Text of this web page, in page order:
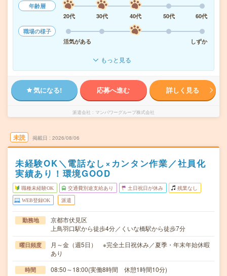
年齢層
20代
30代 40代 50代
60代
職場の様子
活気がある
しずか
もっと見る
気になる! 応募へ進む 詳しく見る
派遣会社 マンパワーグループ株式会社
未読 掲載日 2026/08/06
未経験OK＼電話なし×カンタン作業／社員化
実績あり！環境GOOD
職種未経験OK 交通費別途支給あり 土日祝日が休み 残業なし
WEB登録OK 派遣
勤務地
京都市伏見区
上鳥羽口駅から徒歩4分／くいな橋駅から徒歩7分
曜日頻度
月～金（週5日） ※完全土日祝休み／夏季・年末年始休暇
あり
時間 08:50～18:00(実働8時間 休憩1時間10分)